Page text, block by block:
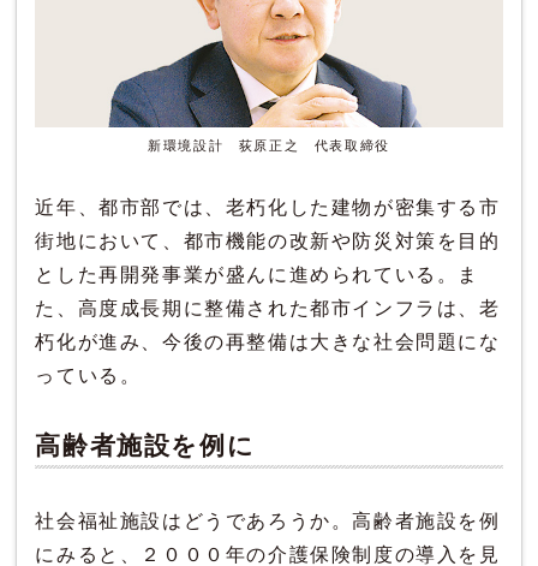
新環境設計 荻原正之 代表取締役
近年、都市部では、老朽化した建物が密集する市
街地において、都市機能の改新や防災対策を目的
とした再開発事業が盛んに進められている。ま
た、高度成長期に整備された都市インフラは、老
朽化が進み、今後の再整備は大きな社会問題にな
っている。
高齢者施設を例に
社会福祉施設はどうであろうか。高齢者施設を例
にみると、２０００年の介護保険制度の導入を見